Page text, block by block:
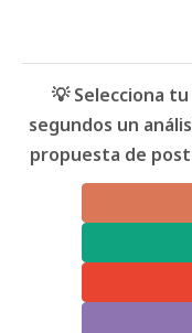
💡 Selecciona
segundos un
propuesta de